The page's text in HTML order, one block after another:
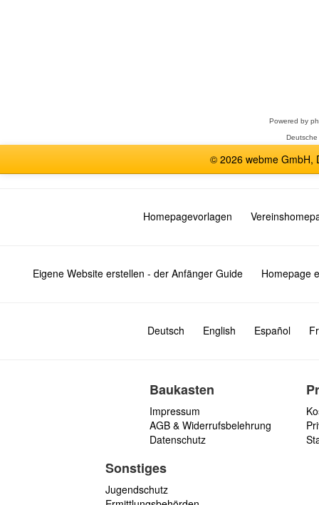
Powered by
© 2026 webme GmbH,
Homepagevorlagen
Eigene Website erstellen - der Anfänger Guide Homepage
Deutsch English Español
Baukasten
Impressum
AGB & Widerrufsbelehrung
Datenschutz
Sonstiges
Jugendschutz